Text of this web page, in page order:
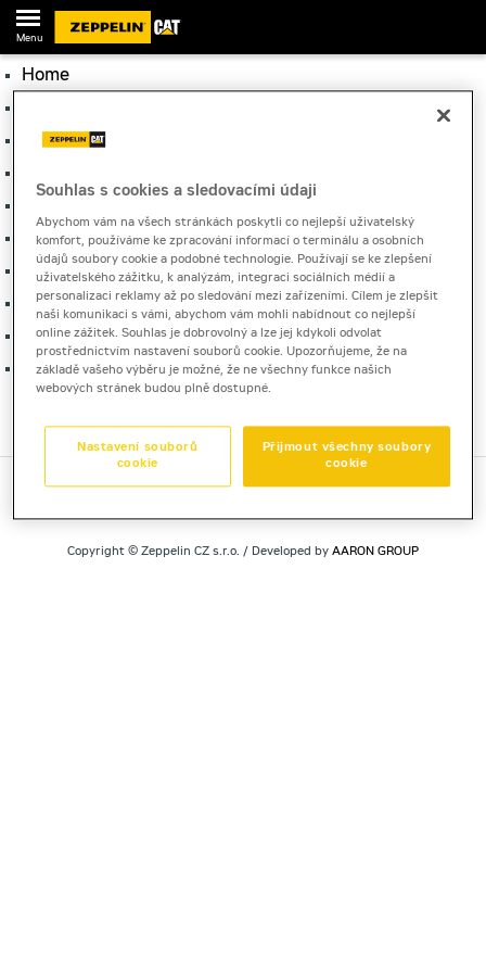
Menu
Home
Stavební stroje Cat®
Servis a náhradní díly
Energetické systémy
Technologie Cat®
Kariéra
Kontakty
Copyright © Zeppelin CZ s.r.o. / Developed by AARON GROUP
Souhlas s cookies a sledovacími údaji
Abychom vám na všech stránkách poskytli co nejlepší uživatelský
komfort, používáme ke zpracování informací o terminálu a osobních
údajů soubory cookie a podobné technologie. Používají se ke zlepšení
uživatelského zážitku, k analýzám, integraci sociálních médií a
personalizaci reklamy až po sledování mezi zařízeními. Cílem je zlepšit
naši komunikaci s vámi, abychom vám mohli nabídnout co nejlepší
online zážitek. Souhlas je dobrovolný a lze jej kdykoli odvolat
prostřednictvím nastavení souborů cookie. Upozorňujeme, že na
základě vašeho výběru je možné, že ne všechny funkce našich
webových stránek budou plně dostupné.
Přijmout všechny soubory
cookie
Nastavení souborů
cookie